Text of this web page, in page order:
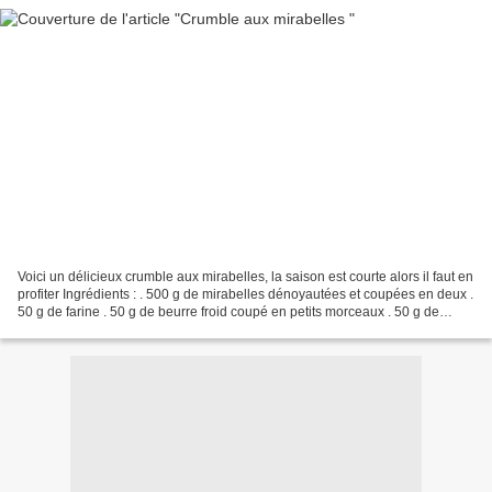
Voici un délicieux crumble aux mirabelles, la saison est courte alors il faut en
profiter Ingrédients : . 500 g de mirabelles dénoyautées et coupées en deux .
50 g de farine . 50 g de beurre froid coupé en petits morceaux . 50 g de